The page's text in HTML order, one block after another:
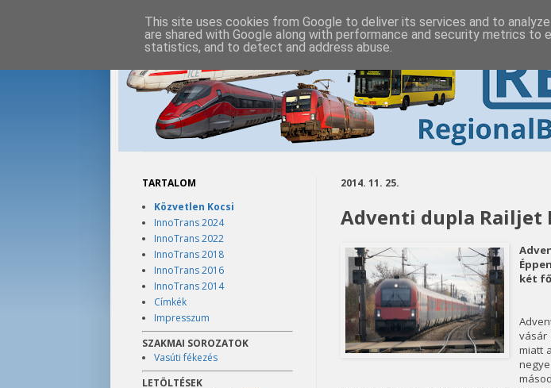
2014. 11. 25.
Adventi dupla Railjet
két
vásár
miatt
TARTALOM
Közvetlen Kocsi
InnoTrans 2024
InnoTrans 2022
InnoTrans 2018
InnoTrans 2016
InnoTrans 2014
Címkék
Impresszum
SZAKMAI SOROZATOK
Vasúti fékezés
LETÖLTÉSEK
This site uses cookies from Google to deliver its services and to
are shared with Google along with performance and security metrics to
statistics, and to detect and address abuse.